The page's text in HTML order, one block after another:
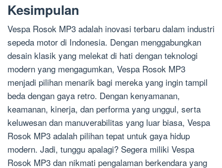
Kesimpulan
Vespa Rosok MP3 adalah inovasi terbaru dalam industri
sepeda motor di Indonesia. Dengan menggabungkan
desain klasik yang melekat di hati dengan teknologi
modern yang mengagumkan, Vespa Rosok MP3
menjadi pilihan menarik bagi mereka yang ingin tampil
beda dengan gaya retro. Dengan kenyamanan,
keamanan, kinerja, dan performa yang unggul, serta
keluwesan dan manuverabilitas yang luar biasa, Vespa
Rosok MP3 adalah pilihan tepat untuk gaya hidup
modern. Jadi, tunggu apalagi? Segera miliki Vespa
Rosok MP3 dan nikmati pengalaman berkendara yang